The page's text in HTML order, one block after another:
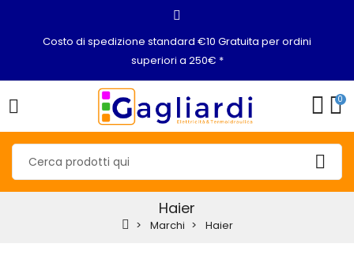
Costo di spedizione standard €10 Gratuita per ordini
superiori a 250€ *
0
Haier
Marchi Haier